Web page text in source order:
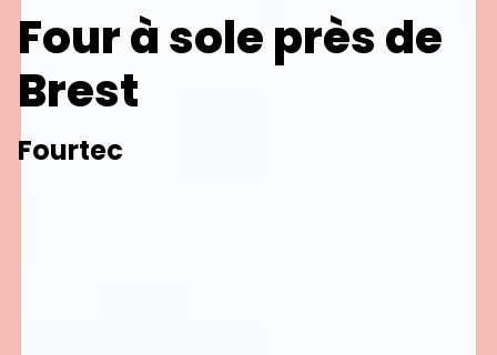
Four à sole près de
Brest
Fourtec